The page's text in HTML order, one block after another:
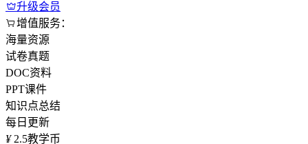
升级会员
增值服务：
海量资源
试卷真题
DOC资料
PPT课件
知识点总结
每日更新
¥ 2.5教学币